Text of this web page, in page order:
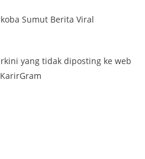
Sumut Berita Viral
yang tidak diposting ke web